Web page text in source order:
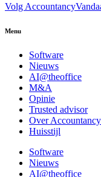
Volg
Menu
Software
Nieuws
AI@theoffice
M&A
Opinie
Trusted advisor
Over
Huisstijl
Software
Nieuws
AI@theoffice